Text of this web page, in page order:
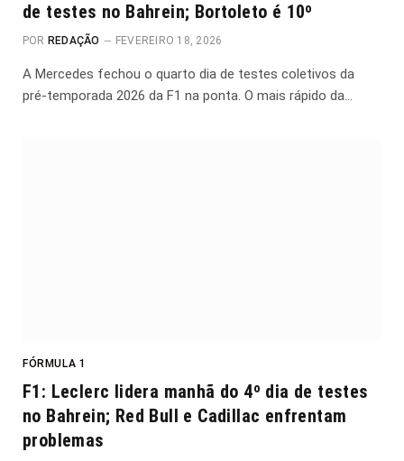
de testes no Bahrein; Bortoleto é 10º
POR REDAÇÃO FEVEREIRO 18, 2026
A Mercedes fechou o quarto dia de testes coletivos da
pré-temporada 2026 da F1 na ponta. O mais rápido da…
FÓRMULA 1
F1: Leclerc lidera manhã do 4º dia de testes
no Bahrein; Red Bull e Cadillac enfrentam
problemas